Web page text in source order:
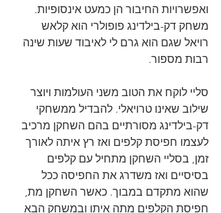
ואפשרויות החיבור הן כמעט אינסופיות.
משחק דק-בילדינג פופולרי הוא קלאש
רויאל שגם הוא גרם לי לאיבוד שעות שינה
רבות מספור.
סליי לוקח את הטוב משני העולמות ויוצר
שילוב שאינו טרויאלי. להבדיל ממשחקי
דק-בילדינג מסורתיים בהם השחקן מרכיב
לעצמו חפיסת קלפים ואז רץ איתה לאורך
זמן, בסליי השחקן מתחיל עם קלפים
בסיסיים ואז משדרג את החפיסה ככל
שהוא מתקדם במבוך. כאשר השחקן מת,
חפיסת הקלפים מתה איתו ובמשחק הבא